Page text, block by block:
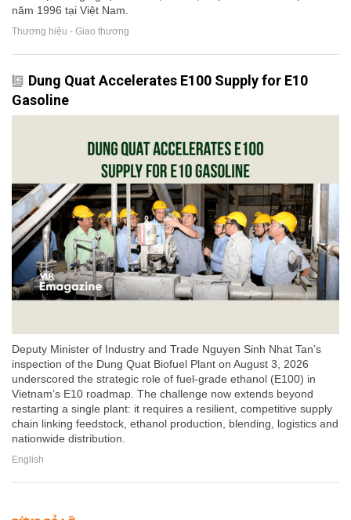
năm 1996 tại Việt Nam.
Thương hiệu - Giao thương
Dung Quat Accelerates E100 Supply for E10
Gasoline
Deputy Minister of Industry and Trade Nguyen Sinh Nhat Tan’s
inspection of the Dung Quat Biofuel Plant on August 3, 2026
underscored the strategic role of fuel-grade ethanol (E100) in
Vietnam’s E10 roadmap. The challenge now extends beyond
restarting a single plant: it requires a resilient, competitive supply
chain linking feedstock, ethanol production, blending, logistics and
nationwide distribution.
English